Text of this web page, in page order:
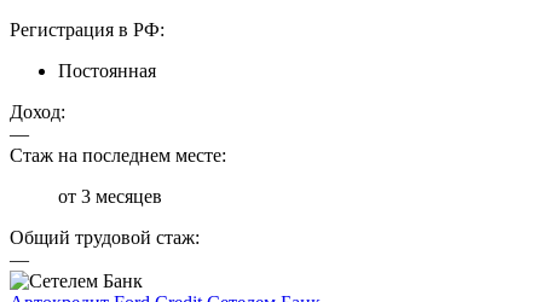
Регистрация в РФ:
Постоянная
Доход:
—
Стаж на последнем месте:
от 3 месяцев
Общий трудовой стаж:
—